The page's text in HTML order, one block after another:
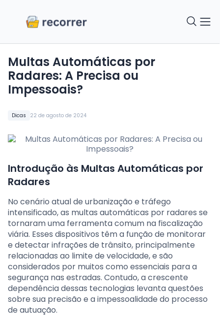
Dicas 22 de agosto de 2024
Multas Automáticas por
Radares: A Precisa ou
Impessoais?
Introdução às Multas Automáticas por
Radares
No cenário atual de urbanização e tráfego
intensificado, as multas automáticas por radares se
tornaram uma ferramenta comum na fiscalização
viária. Esses dispositivos têm a função de monitorar
e detectar infrações de trânsito, principalmente
relacionadas ao limite de velocidade, e são
considerados por muitos como essenciais para a
segurança nas estradas. Contudo, a crescente
dependência dessas tecnologias levanta questões
sobre sua precisão e a impessoalidade do processo
de autuação.